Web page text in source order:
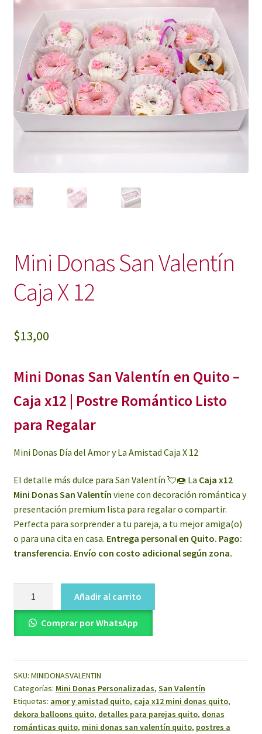
Mini Donas San Valentín
Caja X 12
$13,00
Mini Donas San Valentín en Quito –
Caja x12 | Postre Romántico Listo
para Regalar
Mini Donas Día del Amor y La Amistad Caja X 12
El detalle más dulce para San Valentín 💘🍩 La Caja x12
Mini Donas San Valentín viene con decoración romántica y
presentación premium lista para regalar o compartir.
Perfecta para sorprender a tu pareja, a tu mejor amiga(o)
o para una cita en casa. Entrega personal en Quito. Pago:
transferencia. Envío con costo adicional según zona.
Valentín
12
cantidad
Añadir al carrito
Comprar por WhatsApp
SKU: MINIDONASVALENTIN
Categorías: Mini Donas Personalizadas, San Valentín
Etiquetas: amor y amistad quito, caja x12 mini donas quito,
dekora balloons quito, detalles para parejas quito, donas
románticas quito, mini donas san valentín quito, postres a